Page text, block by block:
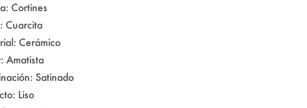
Cortines
Cuarcita
Cerámico
Amatista
Satinado
Liso